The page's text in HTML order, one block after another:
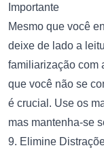
Importante
Mesmo que você
deixe de lado a
familiarização com
que você não se
é crucial. Use os
mas mantenha-se
9. Elimine